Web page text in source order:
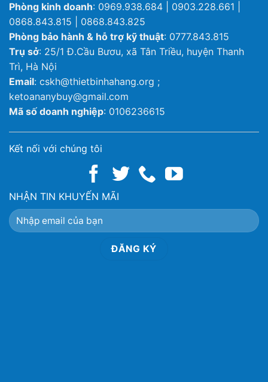
Phòng kinh doanh: 0969.938.684 | 0903.228.661 |
0868.843.815 | 0868.843.825
Phòng bảo hành & hỗ trợ kỹ thuật: 0777.843.815
Trụ sở: 25/1 Đ.Cầu Bươu, xã Tân Triều, huyện Thanh
Trì, Hà Nội
Email: cskh@thietbinhahang.org ;
ketoananybuy@gmail.com
Mã số doanh nghiệp: 0106236615
Kết nối với chúng tôi
NHẬN TIN KHUYẾN MÃI